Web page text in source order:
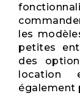
les
petites
des
location
également